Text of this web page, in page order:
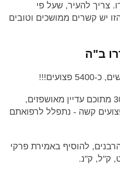
צריך להעיר, שעל פי
יש קשרים ממושכים וטובים
ב"ה
בחסדי ה' יתברך, רק כ-300 מתוכם עדיין מאושפזים,
פצועים קל, 43 פצועים קשה - נתפלל לרפואתם
להוסיף באמירת פרקי
ק"ל, ק"נ.